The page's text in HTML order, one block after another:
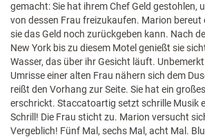
gemacht: Sie hat ihrem Chef Geld gestohlen,
von dessen Frau freizukaufen. Marion bereut
sie das Geld noch zurückgeben kann. Nach
New York bis zu diesem Motel genießt sie
Wasser, das über ihr Gesicht läuft.
Umrisse einer alten Frau nähern sich dem
reißt den Vorhang zur Seite. Sie hat ein
erschrickt. Staccatoartig setzt schrille Musik
Schrill! Die Frau sticht zu. Marion versucht
Vergeblich! Fünf Mal, sechs Mal, acht Mal.